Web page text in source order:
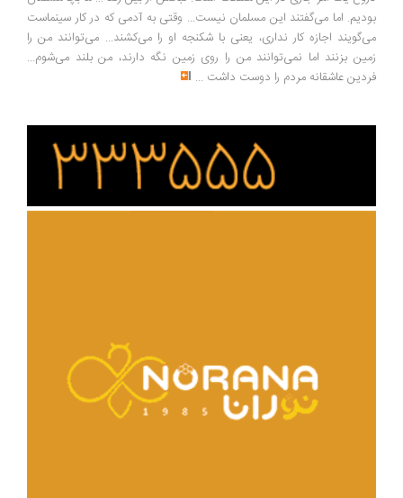
اما می‌گفتند این مسلمان نیست... وقتی به آدمی که در کار سینماست
اجازه کار نداری، یعنی با شکنجه او را می‌کشند... می‌توانند من را
بزنند اما نمی‌توانند من را روی زمین نگه دارند، من بلند می‌شوم...
عاشقانه مردم را دوست داشت ...